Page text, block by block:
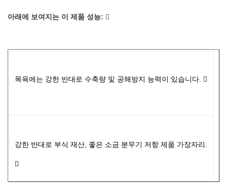
아래에 보여지는 이 제품 성능: 
목욕에는 강한 반대로 수축량 및 공해방지 능력이 있습니다. 
강한 반대로 부식 재산, 좋은 소금 분무기 저항 제품 가장자리.
